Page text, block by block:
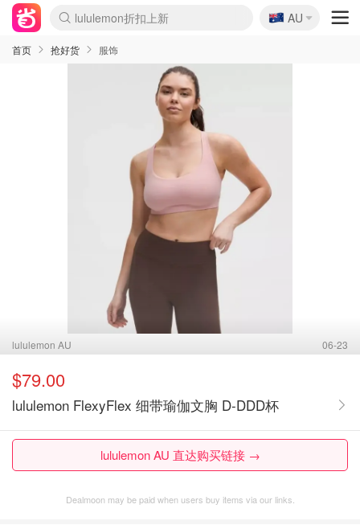
lululemon折扣上新
Sasa美妆护肤3.5折
SSENSE年中3折
FreshBeauty好价汇总
Cettire降价+叠9折
Farfetch折上8折
WWS Coles超市实拍
viagogo二手票捡漏
Myer清仓1折起
The Outnet奢牌1折起
David Jones 3折起
Flannels大牌1折
Perfumes Club护肤1折
AMIRO返校季6.2折
Oweek抽奖送Airpods
Amazon折扣汇总
eToro入金$200送$50
Amazon数码好物
ICONIC本周7.5折
ThedoubleF高奢地板价
Moose Knuckles 6折
丝芙兰5折起
EUFY官网3.7折起
Selenichast首饰2折
Trip机票酒店促销
YSL送5件彩妆礼
Amazon家居好物
BIGBANG巡演开票
David Jones时尚3折
Amazon美妆护肤
雅漾大喷$8
过敏原检测盒$33
伊索独家赠50ml沐浴露
科颜氏清仓3折
SEALIFE海洋馆门票6折
丝塔芙大白罐$16
订阅Newsletter送香薰
Cult Beauty 6.8折
Harrods圣诞日历2.3折
LN-CC奢牌私促3折
d'Alba空姐喷雾$16
EVE LOM套装逆天2折
Bernardelli独家4折
Adore Beauty 6折起
CT圣诞日历
Mytheresa奢品2.7折
Luxury Escapes 9折
Currentbody美容仪9折
MOON Garden Live
ALLSAINTS美衣3折
Roborock扫地机3.7折
Tingo Life水杯$24
Valentino官网5折
CR洗发护发6.3折
🇦🇺
AU
首页 抢好货 服饰
lululemon AU 06-23
$79.00
lululemon FlexyFlex 细带瑜伽文胸 D-DDD杯
lululemon AU 直达购买链接 →
Dealmoon may be paid when users buy items via our links.